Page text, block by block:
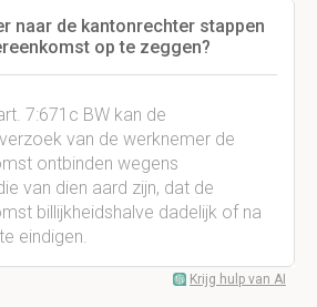
naar de kantonrechter stappen
op te zeggen?
7:671c BW kan de
van de werknemer de
ontbinden wegens
van dien aard zijn, dat de
billijkheidshalve dadelijk of na
eindigen.
Krijg hulp van AI